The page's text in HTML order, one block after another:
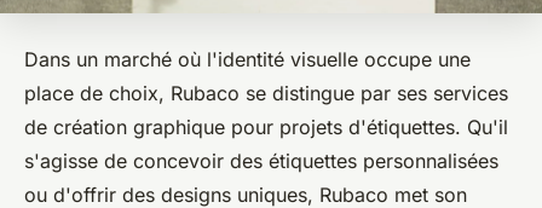
Dans un marché où l'identité visuelle occupe une
place de choix, Rubaco se distingue par ses services
de création graphique pour projets d'étiquettes. Qu'il
s'agisse de concevoir des étiquettes personnalisées
ou d'offrir des designs uniques, Rubaco met son